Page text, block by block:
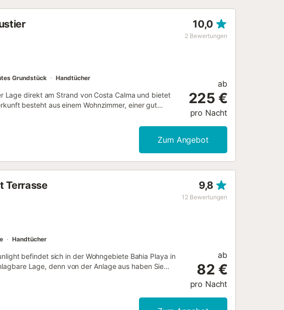
10,0
2 Bewertungen
Grundstück Handtücher
Lage direkt am Strand von Costa Calma und bietet
besteht aus einem Wohnzimmer, einer gut
spektakulärem Meerblick und einem Grill. Kostenlose
von Haustieren ist erlaubt. Partys sind nicht
ab
225 €
pro Nacht
Zum Angebot
Terrasse 9,8
12 Bewertungen
Handtücher
befindet sich in der Wohngebiete Bahia Playa in
Lage, denn von der Anlage aus haben Sie
Zweifelsohne ein unschlagbarer Ort, um
hat zwei Schlafzimmer, eine Wohnküche, ein
ab
82 €
pro Nacht